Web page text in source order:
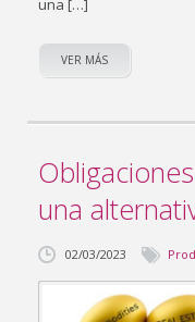
VER MÁS
una
02/03/2023